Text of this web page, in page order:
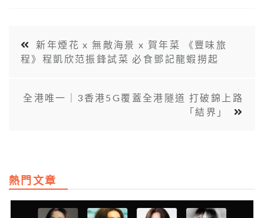
新年煙花 x 無敵海景 x 賀年菜 《豐味旅
程》程凱欣范振鋒試菜 必食鄧記龍蝦撈起
全港唯一｜3香港5G覆蓋全港隧道 打破錦上路
「結界」
熱門文章